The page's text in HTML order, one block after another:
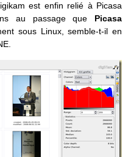
est enfin relié à Picasa
au passage que Picasa
sous Linux, semble-t-il en